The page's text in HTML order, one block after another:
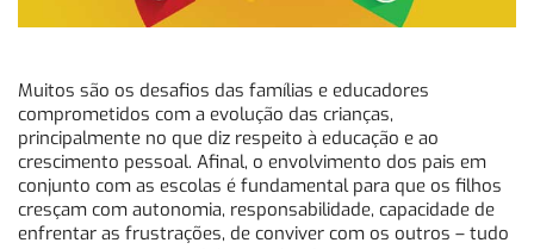
Muitos são os desafios das famílias e educadores
comprometidos com a evolução das crianças,
principalmente no que diz respeito à educação e ao
crescimento pessoal. Afinal, o envolvimento dos pais em
conjunto com as escolas é fundamental para que os filhos
cresçam com autonomia, responsabilidade, capacidade de
enfrentar as frustrações, de conviver com os outros – tudo